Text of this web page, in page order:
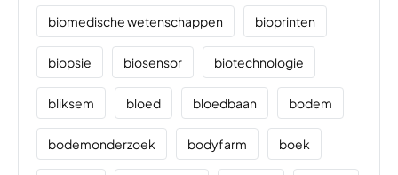
biomedische wetenschappen bioprinten
biopsie biosensor biotechnologie
bliksem bloed bloedbaan bodem
bodemonderzoek bodyfarm boek